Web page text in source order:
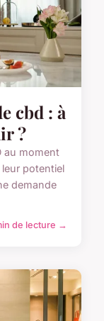
cbd : à
?
au moment
potentiel
demande
de lecture →